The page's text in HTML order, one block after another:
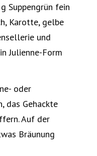
Suppengrün fein
Karotte, gelbe
und
Julienne-Form
oder
das Gehackte
Auf der
Bräunung